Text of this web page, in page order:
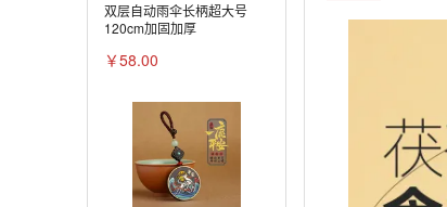
双层自动雨伞长柄超大号
120cm加固加厚
￥58.00